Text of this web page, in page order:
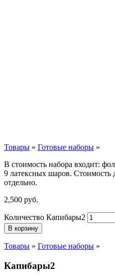
Товары » Готовые наборы »
В стоимость набора входит:
9 латексных шаров. Стоимость
отдельно.
2,500 руб.
Количество Капибары2
В корзину
Товары » Готовые наборы »
Капибары2